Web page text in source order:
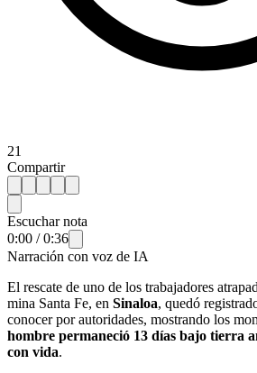
21
Compartir
Escuchar nota
0:00 /0:36
Narración con voz de IA
El rescate de uno de los trabajadores
mina Santa Fe, en Sinaloa, quedó
conocer por autoridades, mostrando los
hombre permaneció 13 días bajo tierra
con vida.